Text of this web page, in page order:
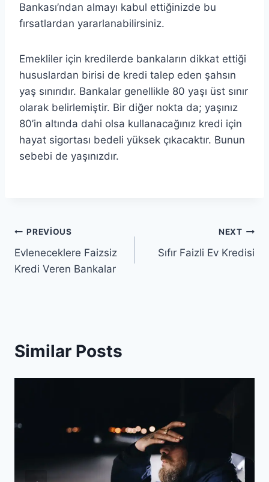
Bankası’ndan almayı kabul ettiğinizde bu
fırsatlardan yararlanabilirsiniz.
Emekliler için kredilerde bankaların dikkat ettiği
hususlardan birisi de kredi talep eden şahsın
yaş sınırıdır. Bankalar genellikle 80 yaşı üst sınır
olarak belirlemiştir. Bir diğer nokta da; yaşınız
80’in altında dahi olsa kullanacağınız kredi için
hayat sigortası bedeli yüksek çıkacaktır. Bunun
sebebi de yaşınızdır.
Yazı
gezinmesi
PREVIOUS
Evleneceklere Faizsiz
Kredi Veren Bankalar
NEXT
Sıfır Faizli Ev Kredisi
Similar Posts